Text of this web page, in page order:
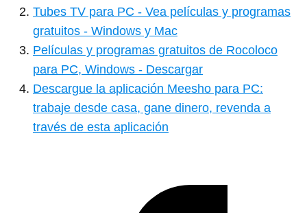
Tubes TV para PC - Vea películas y programas
gratuitos - Windows y Mac
Películas y programas gratuitos de Rocoloco
para PC, Windows - Descargar
Descargue la aplicación Meesho para PC:
trabaje desde casa, gane dinero, revenda a
través de esta aplicación